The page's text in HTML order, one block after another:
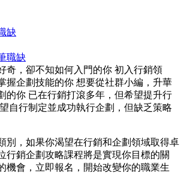
缺
職缺
奇，卻不知如何入門的你 初入行銷領
握企劃技能的你 想要從社群小編，升華
的你 已在行銷打滾多年，但希望提升行
自行制定並成功執行企劃，但缺乏策略
別，如果你渴望在行銷和企劃領域取得卓
行銷企劃攻略課程將是實現你目標的關
機會，立即報名，開始改變你的職業生